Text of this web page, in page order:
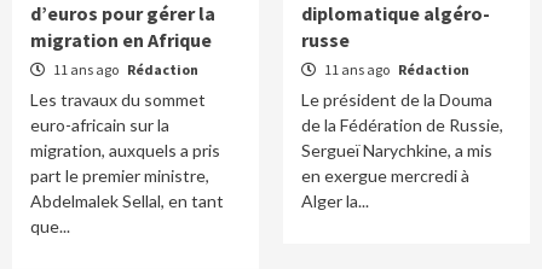
d’euros pour gérer la
migration en Afrique
11 ans ago Rédaction
Les travaux du sommet
euro-africain sur la
migration, auxquels a pris
part le premier ministre,
Abdelmalek Sellal, en tant
que...
diplomatique algéro-
russe
11 ans ago Rédaction
Le président de la Douma
de la Fédération de Russie,
Sergueï Narychkine, a mis
en exergue mercredi à
Alger la...